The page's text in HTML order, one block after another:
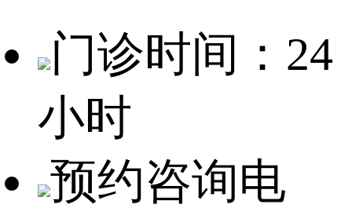
门诊时间：24
小时
预约咨询电